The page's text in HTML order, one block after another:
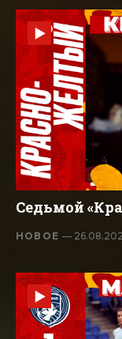
Седьмой
НОВОЕ—